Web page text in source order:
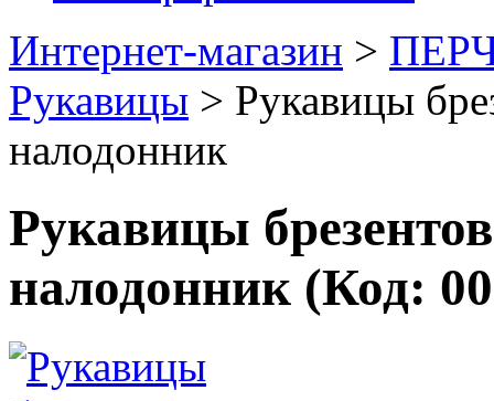
Интернет-магазин >
Рукавицы > Рукавицы
налодонник
Рукавицы
налодонник (Код: